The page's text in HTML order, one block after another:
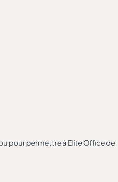
pour permettre à Elite Office de